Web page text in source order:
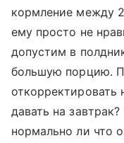
кормление между
ему просто не
допустим в
большую порцию.
откорректировать
давать на
нормально ли что